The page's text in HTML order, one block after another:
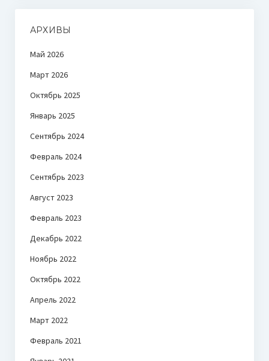
АРХИВЫ
Май 2026
Март 2026
Октябрь 2025
Январь 2025
Сентябрь 2024
Февраль 2024
Сентябрь 2023
Август 2023
Февраль 2023
Декабрь 2022
Ноябрь 2022
Октябрь 2022
Апрель 2022
Март 2022
Февраль 2021